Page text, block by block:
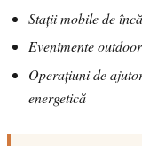
Stații mobile de
Evenimente
Operațiuni de
energetică